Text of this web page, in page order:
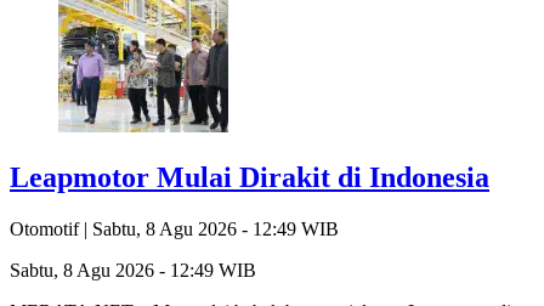
Leapmotor Mulai Dirakit di Indonesia
Otomotif | Sabtu, 8 Agu 2026 - 12:49 WIB
Sabtu, 8 Agu 2026 - 12:49 WIB